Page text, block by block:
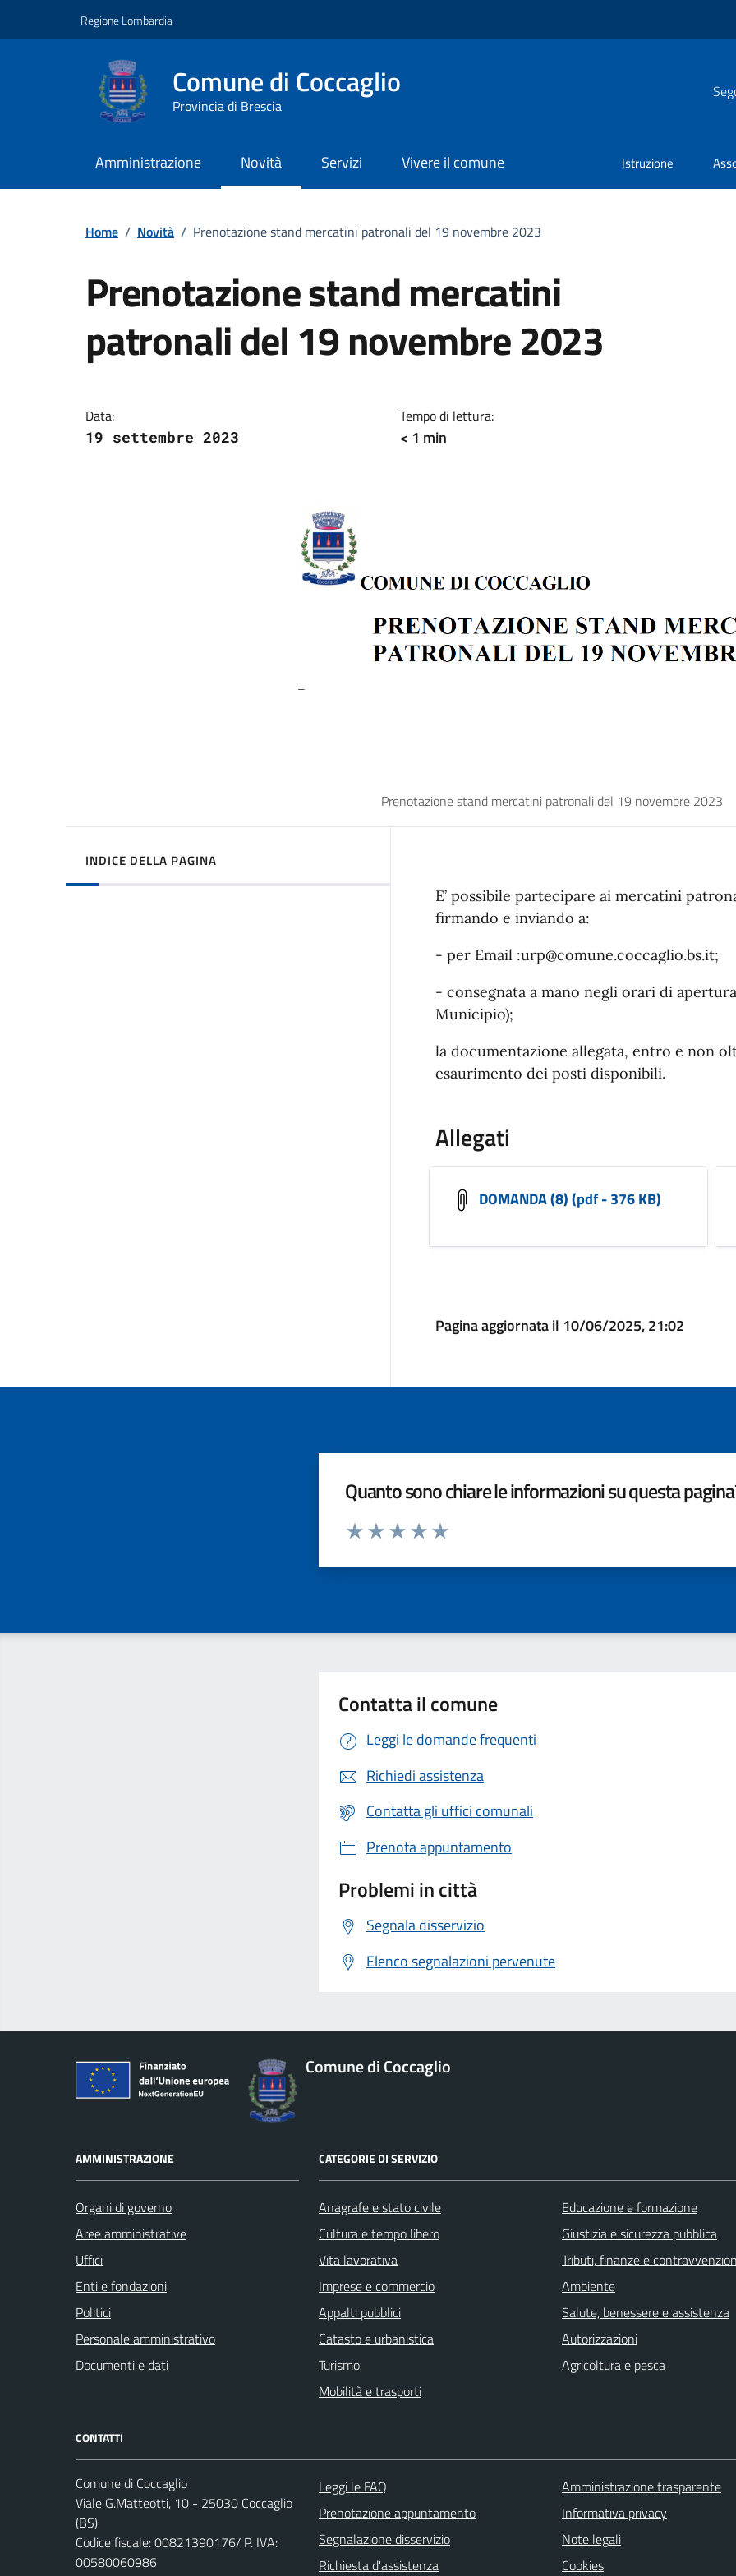
Regione Lombardia
Comune di Coccaglio
Provincia di Brescia
Amministrazione Novità Servizi Vivere il comune Istruzione
Home / Novità / Prenotazione stand mercatini patronali del 19 novembre 2023
Prenotazione stand mercatini
patronali del 19 novembre 2023
Data:
19 settembre 2023
Tempo di lettura:
< 1 min
Prenotazione stand mercatini patronali del 19 novembre 2023
INDICE DELLA PAGINA
E’ possibile partecipare ai mercatini
firmando e inviando a:
- per Email :urp@comune.coccaglio.bs.it;
- consegnata a mano negli orari di
Municipio);
la documentazione allegata, entro e non
esaurimento dei posti disponibili.
Allegati
DOMANDA (8) (pdf - 376 KB)
Pagina aggiornata il 10/06/2025, 21:02
Quanto sono chiare le informazioni su questa
Valuta da 1 a 5 stelle la pagina
Contatta il comune
Leggi le domande frequenti
Richiedi assistenza
Contatta gli uffici comunali
Prenota appuntamento
Problemi in città
Segnala disservizio
Elenco segnalazioni pervenute
Comune di Coccaglio
AMMINISTRAZIONE
Organi di governo
Aree amministrative
Uffici
Enti e fondazioni
Politici
Personale amministrativo
Documenti e dati
CATEGORIE DI SERVIZIO
Anagrafe e stato civile
Cultura e tempo libero
Vita lavorativa
Imprese e commercio
Appalti pubblici
Catasto e urbanistica
Turismo
Mobilità e trasporti
Educazione e formazione
Giustizia e sicurezza pubblica
Tributi, finanze e
Ambiente
Salute, benessere e assistenza
Autorizzazioni
Agricoltura e pesca
CONTATTI
Comune di Coccaglio
Viale G.Matteotti, 10 - 25030 Coccaglio
(BS)
Codice fiscale: 00821390176/ P. IVA:
00580060986
Leggi le FAQ
Prenotazione appuntamento
Segnalazione disservizio
Richiesta d'assistenza
Amministrazione trasparente
Informativa privacy
Note legali
Cookies